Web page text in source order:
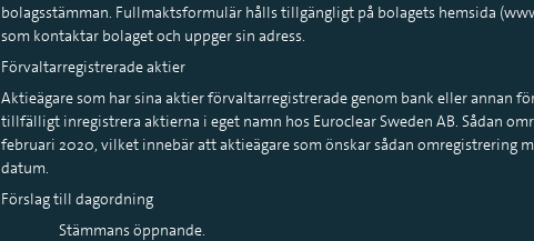
bolagsstämman. Fullmaktsformulär hålls tillgängligt på bolagets hemsida
som kontaktar bolaget och uppger sin adress.
Förvaltarregistrerade aktier
Aktieägare som har sina aktier förvaltarregistrerade genom bank eller annan
tillfälligt inregistrera aktierna i eget namn hos Euroclear Sweden AB. Sådan
februari 2020, vilket innebär att aktieägare som önskar sådan omregistrering
datum.
Förslag till dagordning
Stämmans öppnande.